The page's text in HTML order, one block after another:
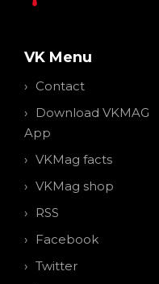
VK Menu
Contact
Download VKMAG
App
VKMag facts
VKMag shop
RSS
Facebook
Twitter